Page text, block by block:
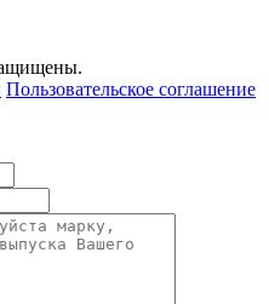
Пользовательское соглашение